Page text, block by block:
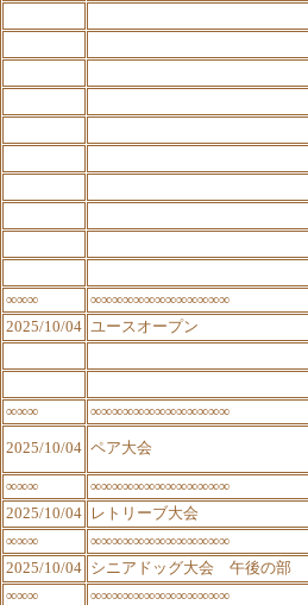
∞∞∞
∞∞∞∞∞∞∞∞∞∞∞∞∞
2025/10/04 ユースオープン
∞∞∞
∞∞∞∞∞∞∞∞∞∞∞∞∞
2025/10/04 ペア大会
∞∞∞ ∞∞∞∞∞∞∞∞∞∞∞∞∞
2025/10/04
レトリーブ大会
∞∞∞
∞∞∞∞∞∞∞∞∞∞∞∞∞
2025/10/04 シニアドッグ大会 午後の部
∞∞∞
∞∞∞∞∞∞∞∞∞∞∞∞∞